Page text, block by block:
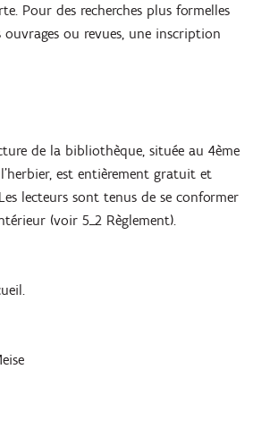
Pour des recherches plus formelles
ou revues, une inscription
de la bibliothèque, située au 4ème
est entièrement gratuit et
lecteurs sont tenus de se conformer
(voir 5_2 Règlement).